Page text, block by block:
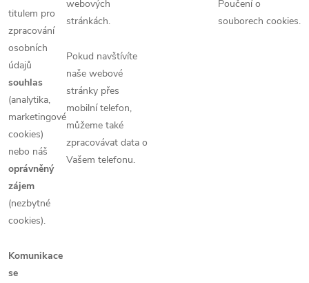
titulem pro
zpracování
osobních
údajů
souhlas
(analytika,
marketingové
cookies)
nebo náš
oprávněný
zájem
(nezbytné
cookies).
webových
stránkách.
Pokud navštívíte
naše webové
stránky přes
mobilní telefon,
můžeme také
zpracovávat data o
Vašem telefonu.
Poučení o
souborech cookies.
Komunikace
se